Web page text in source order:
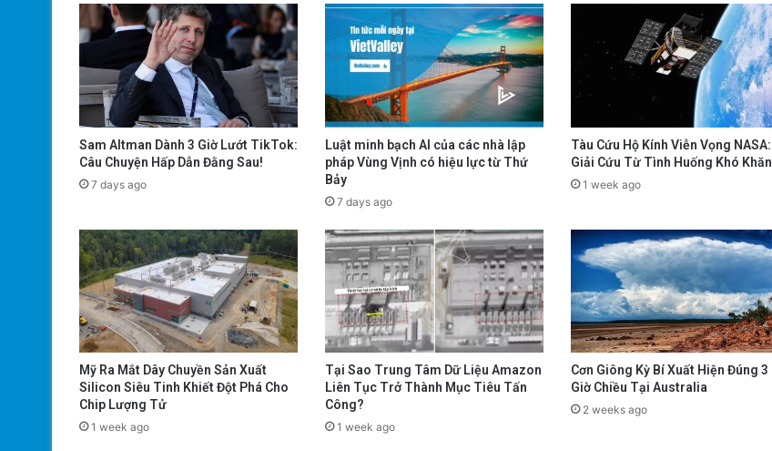
Sam Altman Dành 3 Giờ Lướt TikTok:
Câu Chuyện Hấp Dẫn Đằng Sau!
7 days ago
Luật minh bạch AI của các nhà lập
pháp Vùng Vịnh có hiệu lực từ Thứ
Bảy
7 days ago
Tàu Cứu Hộ Kính Viễn Vọng NASA:
Giải Cứu Từ Tình Huống Khó Khăn
1 week ago
Mỹ Ra Mắt Dây Chuyền Sản Xuất
Silicon Siêu Tinh Khiết Đột Phá Cho
Chip Lượng Tử
1 week ago
Tại Sao Trung Tâm Dữ Liệu Amazon
Liên Tục Trở Thành Mục Tiêu Tấn
Công?
1 week ago
Cơn Giông Kỳ Bí Xuất Hiện Đúng 3
Giờ Chiều Tại Australia
2 weeks ago